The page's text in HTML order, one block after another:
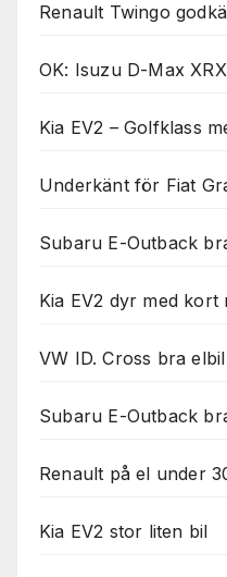
Renault Twingo
OK: Isuzu D-Max
Kia EV2 – Golfklass
Underkänt för Fiat
Subaru E-Outback
Kia EV2 dyr med kort
VW ID. Cross bra elbil
Subaru E-Outback
Renault på el under
Kia EV2 stor liten bil